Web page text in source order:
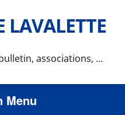
LAVALETTE
associations, …
Menu